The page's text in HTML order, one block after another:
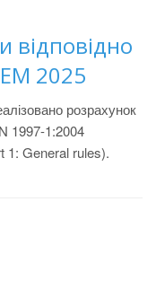
відповідно
2025
розрахунок
1997-1:2004
1: General rules).